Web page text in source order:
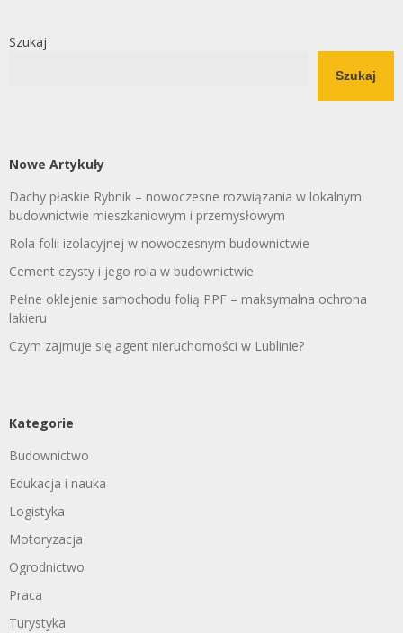
Szukaj
Szukaj
Nowe Artykuły
Dachy płaskie Rybnik – nowoczesne rozwiązania w lokalnym
budownictwie mieszkaniowym i przemysłowym
Rola folii izolacyjnej w nowoczesnym budownictwie
Cement czysty i jego rola w budownictwie
Pełne oklejenie samochodu folią PPF – maksymalna ochrona
lakieru
Czym zajmuje się agent nieruchomości w Lublinie?
Kategorie
Budownictwo
Edukacja i nauka
Logistyka
Motoryzacja
Ogrodnictwo
Praca
Turystyka